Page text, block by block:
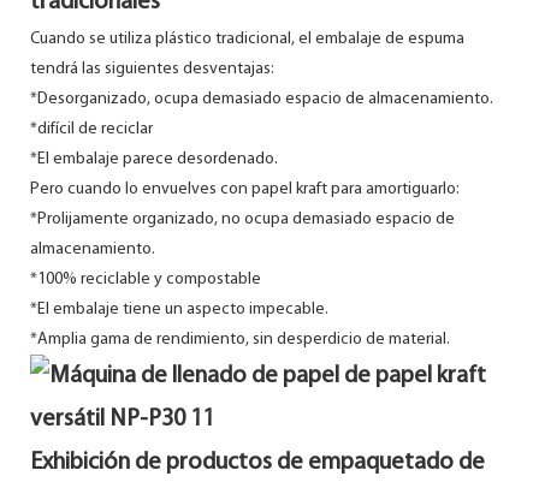
Cuando se utiliza plástico tradicional, el embalaje de espuma
tendrá las siguientes desventajas:
*Desorganizado, ocupa demasiado espacio de almacenamiento.
*difícil de reciclar
*El embalaje parece desordenado.
Pero cuando lo envuelves con papel kraft para amortiguarlo:
*Prolijamente organizado, no ocupa demasiado espacio de
almacenamiento.
*100% reciclable y compostable
*El embalaje tiene un aspecto impecable.
*Amplia gama de rendimiento, sin desperdicio de material.
Exhibición de productos de empaquetado de